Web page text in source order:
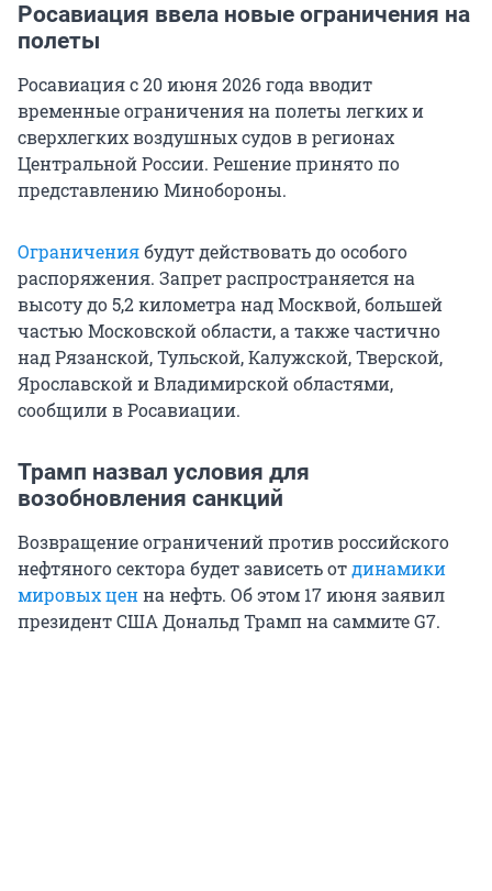
Росавиация ввела новые ограничения на
полеты
Росавиация с 20 июня 2026 года вводит
временные ограничения на полеты легких и
сверхлегких воздушных судов в регионах
Центральной России. Решение принято по
представлению Минобороны.
Ограничениябудут действовать до особого
распоряжения. Запрет распространяется на
высоту до5,2километра над Москвой, большей
частью Московской области, а также частично
над Рязанской, Тульской, Калужской, Тверской,
Ярославской и Владимирской областями,
сообщили в Росавиации.
Трамп назвал условия для
возобновления санкций
Возвращение ограничений против российского
нефтяного сектора будет зависеть отдинамики
мировых ценна нефть. Об этом 17 июня заявил
президент США Дональд Трамп на саммите G7.